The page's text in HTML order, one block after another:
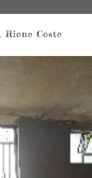
Coste